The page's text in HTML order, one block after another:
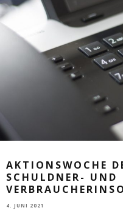
AKTIONSWOCHE
SCHULDNER- UND
4. JUNI 2021